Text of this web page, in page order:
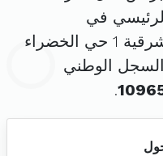
في
عـــ43ـددنهج الطاقة 8601 الشرقية 1 حي الخضراء
الوطني
.